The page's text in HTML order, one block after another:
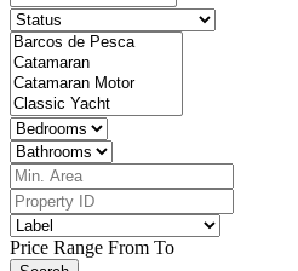
Price Range From To